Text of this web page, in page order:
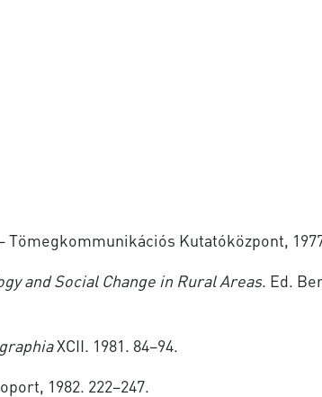
Tömegkommunikációs Kutatóközpont,
and Social Change in Rural Areas. Ed.
XCII. 1981. 84–94.
1982. 222−247.